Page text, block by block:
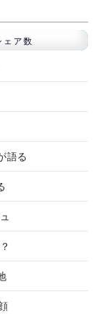
ェア数
語る
？